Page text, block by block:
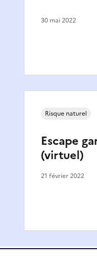
30 mai 2022
Escape
(virtuel)
Risque naturel
21 février 2022